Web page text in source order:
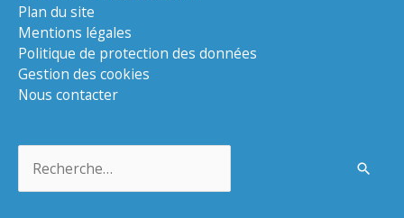
Plan du site
Mentions légales
Politique de protection des données
Gestion des cookies
Nous contacter